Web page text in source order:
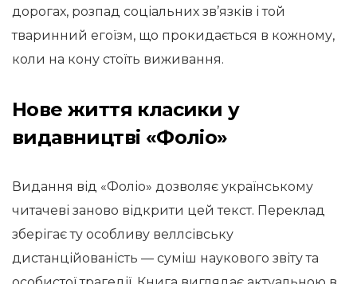
дорогах, розпад соціальних зв’язків і той
тваринний егоїзм, що прокидається в кожному,
коли на кону стоїть виживання.
Нове життя класики у
видавництві «Фоліо»
Видання від «Фоліо» дозволяє українському
читачеві заново відкрити цей текст. Переклад
зберігає ту особливу веллсівську
дистанційованість — суміш наукового звіту та